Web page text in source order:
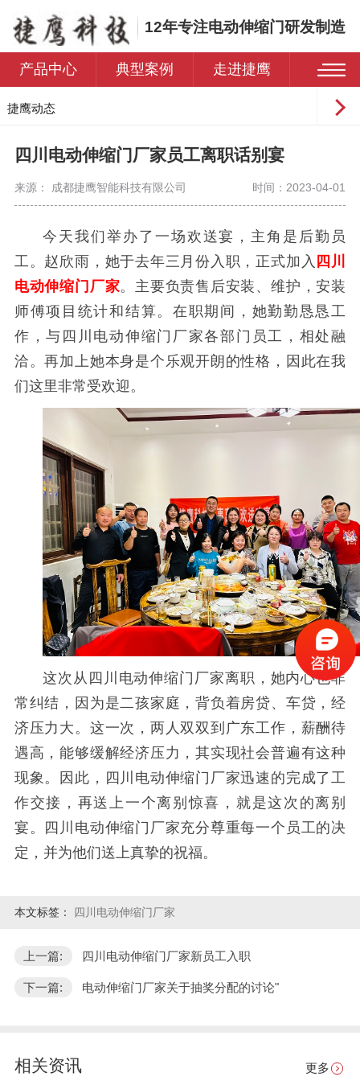
12年专注电动伸缩门研发制造
产品中心 典型案例 走进捷鹰
捷鹰动态
四川电动伸缩门厂家员工离职话别宴
来源： 成都捷鹰智能科技有限公司 时间：2023-04-01
今天我们举办了一场欢送宴，主角是后勤员
工。赵欣雨，她于去年三月份入职，正式加入 四川
电动伸缩门厂家。主要负责售后安装、维护，安装
师傅项目统计和结算。在职期间，她勤勤恳恳工
作，与四川电动伸缩门厂家各部门员工，相处融
洽。再加上她本身是个乐观开朗的性格，因此在我
们这里非常受欢迎。
这次从四川电动伸缩门厂家离职，她内心也非
常纠结，因为是二孩家庭，背负着房贷、车贷，经
济压力大。这一次，两人双双到广东工作，薪酬待
遇高，能够缓解经济压力，其实现社会普遍有这种
现象。因此，四川电动伸缩门厂家迅速的完成了工
作交接，再送上一个离别惊喜，就是这次的离别
宴。四川电动伸缩门厂家充分尊重每一个员工的决
定，并为他们送上真挚的祝福。
本文标签： 四川电动伸缩门厂家
上一篇: 四川电动伸缩门厂家新员工入职
下一篇: 电动伸缩门厂家关于抽奖分配的讨论"
相关资讯 更多